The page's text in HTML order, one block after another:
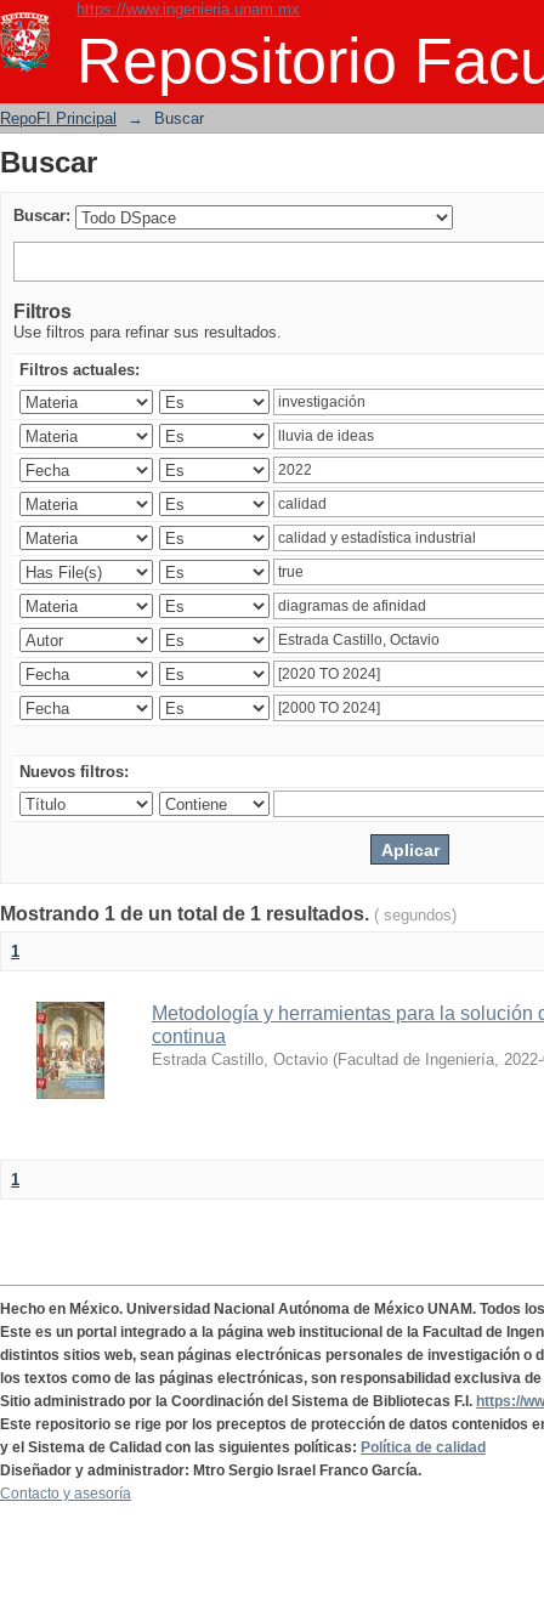
https://www.ingenieria.unam.mx
Repositorio
Buscar
RepoFI Principal → Buscar
Buscar
Buscar:
Filtros
Use filtros para refinar sus resultados.
Filtros actuales:
Nuevos filtros:
Mostrando 1 de un total de 1 resultados. ( segundos)
1
Metodología y herramientas para la solución
continua
Estrada Castillo, Octavio (Facultad de Ingeniería,
1
Hecho en México. Universidad Nacional Autónoma de México UNAM. Todos
Este es un portal integrado a la página web institucional de la Facultad de
distintos sitios web, sean páginas electrónicas personales de investigación o
los textos como de las páginas electrónicas, son responsabilidad exclusiva
Sitio administrado por la Coordinación del Sistema de Bibliotecas F.I. https://
Este repositorio se rige por los preceptos de protección de datos contenidos
y el Sistema de Calidad con las siguientes políticas: Política de calidad
Diseñador y administrador: Mtro Sergio Israel Franco García.
Contacto y asesoría